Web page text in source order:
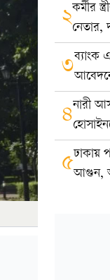
২কর্মীর
নেতার,
৩ব্যাংক
৪নারী
নোটিশ
৫ঢাকায়
আগুন,